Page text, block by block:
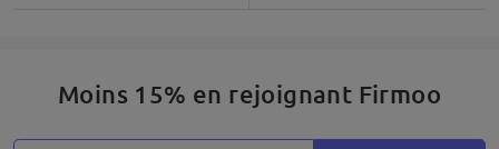
Moins 15% en rejoignant Firmoo